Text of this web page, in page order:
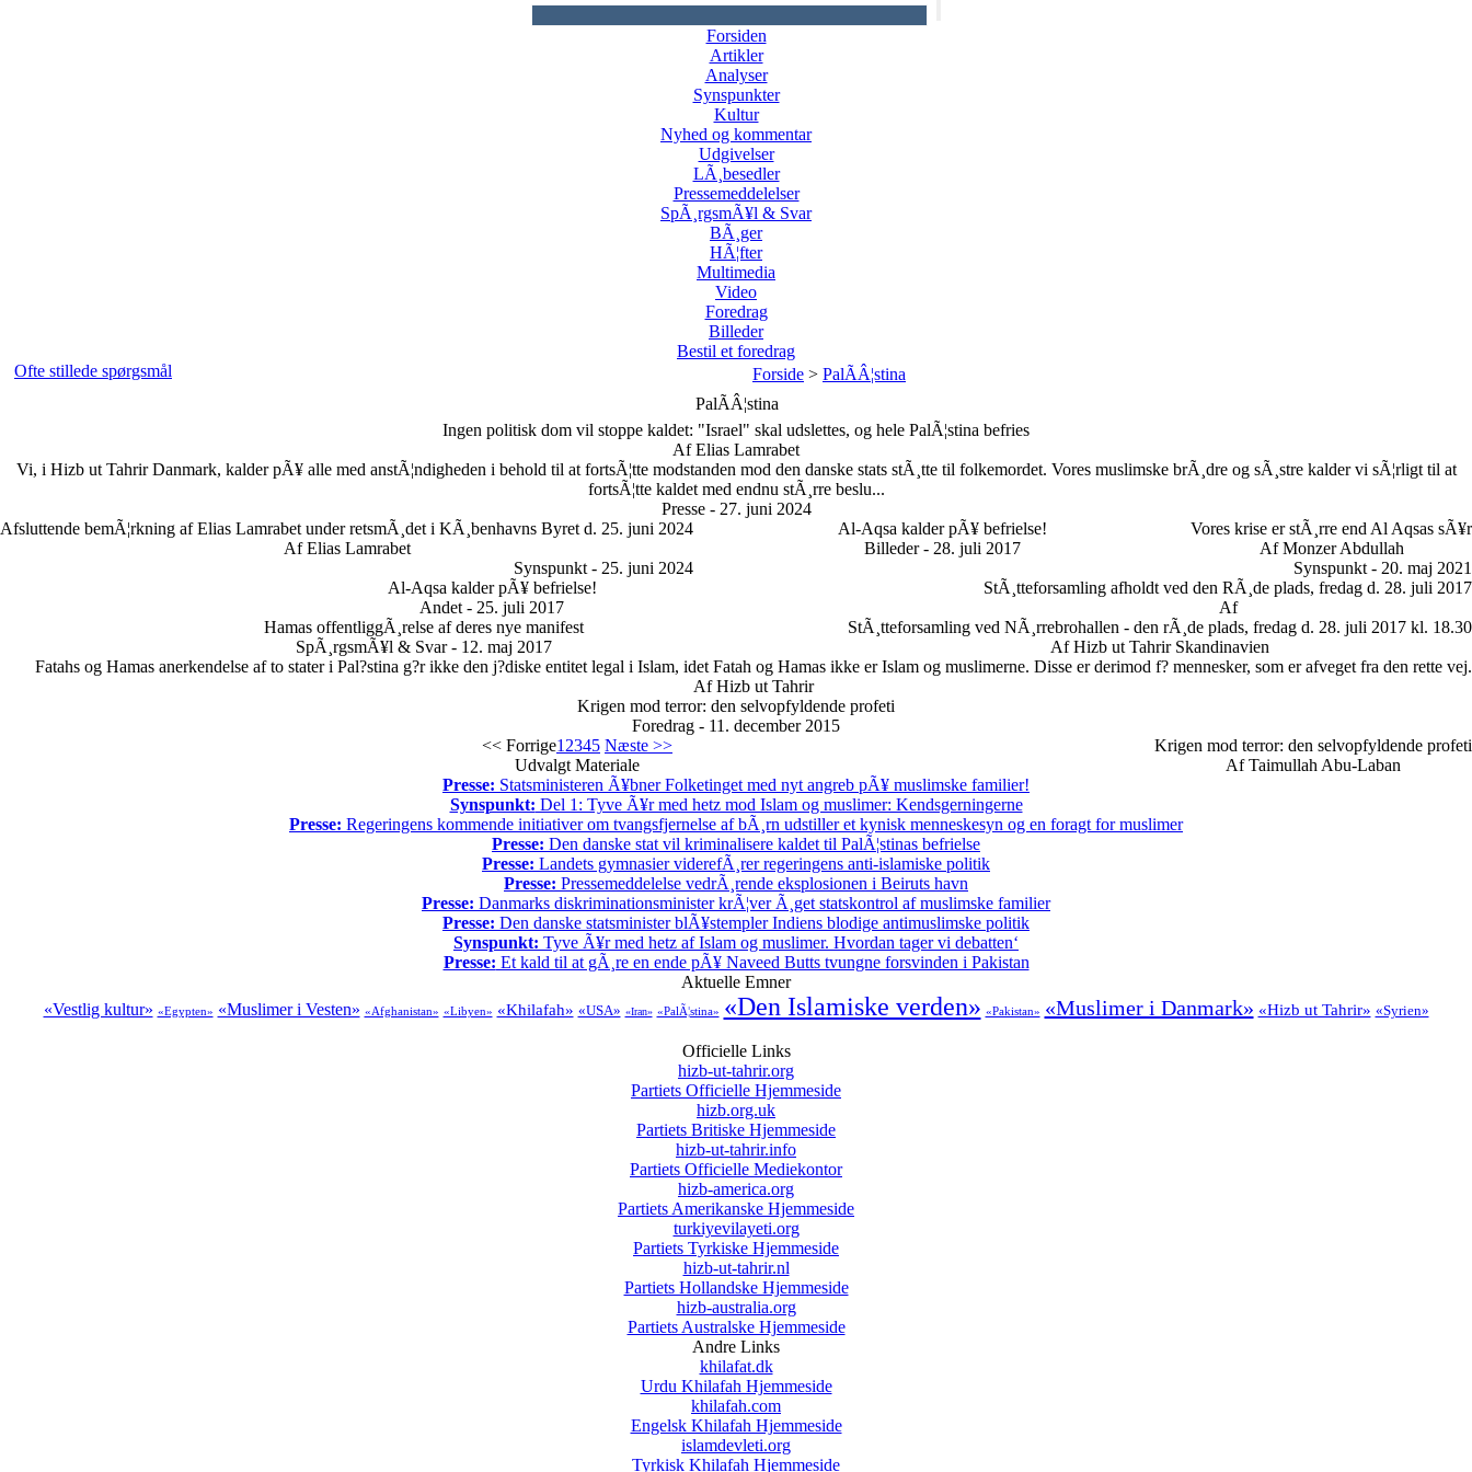
Forsiden
Artikler
Analyser
Synspunkter
Kultur
Nyhed og kommentar
Udgivelser
LÃ¸besedler
Pressemeddelelser
SpÃ¸rgsmÃ¥l & Svar
BÃ¸ger
HÃ¦fter
Multimedia
Video
Foredrag
Billeder
Bestil et foredrag
Ofte stillede spørgsmål
Forside > PalÃÂ¦stina
PalÃÂ¦stina
Ingen politisk dom vil stoppe kaldet: "Israel" skal udslettes, og hele PalÃ¦stina befries
Af Elias Lamrabet
Vi, i Hizb ut Tahrir Danmark, kalder pÃ¥ alle med anstÃ¦ndigheden i behold til at fortsÃ¦tte modstanden mod den danske stats stÃ¸tte til folkemordet. Vores muslimske brÃ¸dre og sÃ¸stre kalder vi sÃ¦rligt til at
fortsÃ¦tte kaldet med endnu stÃ¸rre beslu...
Presse - 27. juni 2024
Afsluttende bemÃ¦rkning af Elias Lamrabet under retsmÃ¸det i KÃ¸benhavns Byret d. 25. juni 2024
Af Elias Lamrabet
Synspunkt - 25. juni 2024
Vores krise er stÃ¸rre end Al Aqsas sÃ¥r
Af Monzer Abdullah
Synspunkt - 20. maj 2021
Al-Aqsa kalder pÃ¥ befrielse!
Billeder - 28. juli 2017
StÃ¸tteforsamling afholdt ved den RÃ¸de plads, fredag d. 28. juli 2017
Af
Al-Aqsa kalder pÃ¥ befrielse!
Andet - 25. juli 2017
StÃ¸tteforsamling ved NÃ¸rrebrohallen - den rÃ¸de plads, fredag d. 28. juli 2017 kl. 18.30
Af Hizb ut Tahrir Skandinavien
Hamas offentliggÃ¸relse af deres nye manifest
SpÃ¸rgsmÃ¥l & Svar - 12. maj 2017
Fatahs og Hamas anerkendelse af to stater i Pal?stina g?r ikke den j?diske entitet legal i Islam, idet Fatah og Hamas ikke er Islam og muslimerne. Disse er derimod f? mennesker, som er afveget fra den rette vej.
Af Hizb ut Tahrir
Krigen mod terror: den selvopfyldende profeti
Foredrag - 11. december 2015
Krigen mod terror: den selvopfyldende profeti
Af Taimullah Abu-Laban
<< Forrige1 2345 Næste >>
Udvalgt Materiale
Presse: Statsministeren Ã¥bner Folketinget med nyt angreb pÃ¥ muslimske familier!
Synspunkt: Del 1: Tyve Ã¥r med hetz mod Islam og muslimer: Kendsgerningerne
Presse: Regeringens kommende initiativer om tvangsfjernelse af bÃ¸rn udstiller et kynisk menneskesyn og en foragt for muslimer
Presse: Den danske stat vil kriminalisere kaldet til PalÃ¦stinas befrielse
Presse: Landets gymnasier viderefÃ¸rer regeringens anti-islamiske politik
Presse: Pressemeddelelse vedrÃ¸rende eksplosionen i Beiruts havn
Presse: Danmarks diskriminationsminister krÃ¦ver Ã¸get statskontrol af muslimske familier
Presse: Den danske statsminister blÃ¥stempler Indiens blodige antimuslimske politik
Synspunkt: Tyve Ã¥r med hetz af Islam og muslimer. Hvordan tager vi debatten‘
Presse: Et kald til at gÃ¸re en ende pÃ¥ Naveed Butts tvungne forsvinden i Pakistan
Aktuelle Emner
«Vestlig kultur» «Egypten» «Muslimer i Vesten» «Afghanistan» «Libyen» «Khilafah» «USA» «Iran» «PalÃ¦stina» «Den Islamiske verden» «Pakistan» «Muslimer i Danmark» «Hizb ut Tahrir» «Syrien»
Officielle Links
hizb-ut-tahrir.org
Partiets Officielle Hjemmeside
hizb.org.uk
Partiets Britiske Hjemmeside
hizb-ut-tahrir.info
Partiets Officielle Mediekontor
hizb-america.org
Partiets Amerikanske Hjemmeside
turkiyevilayeti.org
Partiets Tyrkiske Hjemmeside
hizb-ut-tahrir.nl
Partiets Hollandske Hjemmeside
hizb-australia.org
Partiets Australske Hjemmeside
Andre Links
khilafat.dk
Urdu Khilafah Hjemmeside
khilafah.com
Engelsk Khilafah Hjemmeside
islamdevleti.org
Tyrkisk Khilafah Hjemmeside